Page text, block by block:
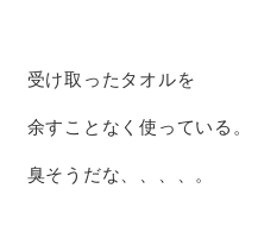
受け取ったタオルを
余すことなく使っている。
臭そうだな、、、、。